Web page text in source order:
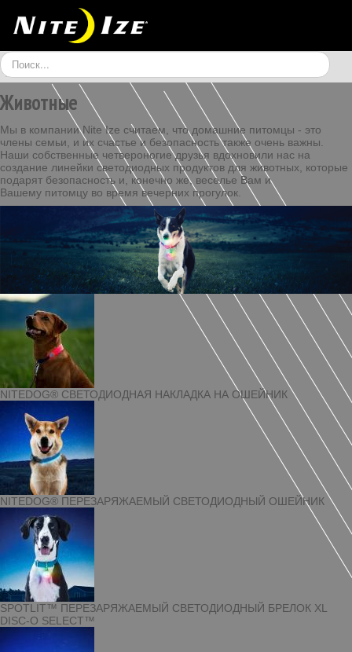
Искать...
МОБИЛЬНЫЕ КРЕПЕЖИ
LED И АКСЕССУАРЫ
ВЕЛО
ФИТНЕС
ЖИВОТНЫЕ
ИГРЫ
ПУТЕШЕСТВИЯ
АРХИВ
Животные
Мы в компании Nite Ize считаем, что домашние питомцы - это
члены семьи, и их счастье и безопасность также очень важны.
Наши собственные четвероногие друзья вдохновили нас на
создание линейки светодиодных продуктов для животных, которые
подарят безопасность и, конечно же, веселье Вам и
Вашему питомцу во время вечерних прогулок.
NITEDOG® СВЕТОДИОДНАЯ НАКЛАДКА НА ОШЕЙНИК
NITEDOG® ПЕРЕЗАРЯЖАЕМЫЙ СВЕТОДИОДНЫЙ ОШЕЙНИК
SPOTLIT™ ПЕРЕЗАРЯЖАЕМЫЙ СВЕТОДИОДНЫЙ БРЕЛОК XL
DISC-O SELECT™